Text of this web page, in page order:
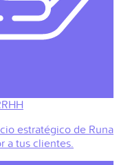
estratégico de Runa
a tus clientes.